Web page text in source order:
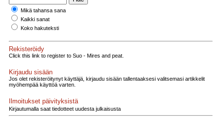
Mikä tahansa sana
Kaikki sanat
Koko hakuteksti
Rekisteröidy
Click this link to register to Suo - Mires and peat.
Kirjaudu sisään
Jos olet rekisteröitynyt käyttäjä, kirjaudu sisään tallentaaksesi valitsemasi artikkelit
myöhempää käyttöä varten.
Ilmoitukset päivityksistä
Kirjautumalla saat tiedotteet uudesta julkaisusta